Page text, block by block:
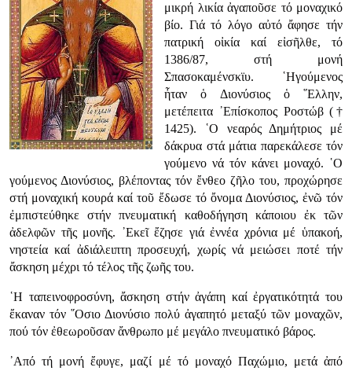
μικρή λικία ἀγαποῦσε τό μοναχικό
βίο. Γιά τό λόγο αὐτό ἄφησε τήν
πατρική οἰκία καί εἰσῆλθε, τό
1386/87, στή μονή
Σπασοκαμένσκϊυ. ῾Ηγούμενος
ἦταν ὁ Διονύσιος ὁ ῞Ελλην,
μετέπειτα ᾿Επίσκοπος Ροστώβ (†
1425). ῾Ο νεαρός Δημήτριος μέ
δάκρυα στά μάτια παρεκάλεσε τόν
γούμενο νά τόν κάνει μοναχό. ῾Ο
γούμενος Διονύσιος, βλέποντας τόν ἔνθεο ζῆλο του, προχώρησε
στή μοναχική κουρά καί τοῦ ἔδωσε τό ὄνομα Διονύσιος, ἐνῶ τόν
ἐμπιστεύθηκε στήν πνευματική καθοδήγηση κάποιου ἐκ τῶν
ἀδελφῶν τῆς μονῆς. ᾿Εκεῖ ἔζησε γιά ἐννέα χρόνια μέ ὑπακοή,
νηστεία καί ἀδιάλειπτη προσευχή, χωρίς νά μειώσει ποτέ τήν
ἄσκηση μέχρι τό τέλος τῆς ζωῆς του.
῾Η ταπεινοφροσύνη, ἄσκηση στήν ἀγάπη καί ἐργατικότητά του
ἔκαναν τόν ῞Οσιο Διονύσιο πολύ ἀγαπητό μεταξύ τῶν μοναχῶν,
πού τόν ἐθεωροῦσαν ἄνθρωπο μέ μεγάλο πνευματικό βάρος.
᾿Από τή μονή ἔφυγε, μαζί μέ τό μοναχό Παχώμιο, μετά ἀπό